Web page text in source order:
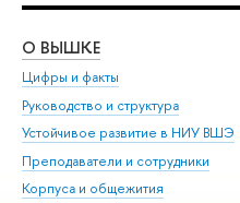
О ВЫШКЕ
Цифры и факты
Руководство и структура
Устойчивое развитие в НИУ ВШЭ
Преподаватели и сотрудники
Корпуса и общежития